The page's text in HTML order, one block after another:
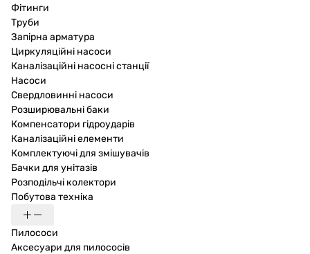
Фітинги
Труби
Запірна арматура
Циркуляційні насоси
Каналізаційні насосні станції
Насоси
Свердловинні насоси
Розширювальні баки
Компенсатори гідроударів
Каналізаційні елементи
Комплектуючі для змішувачів
Бачки для унітазів
Розподільчі колектори
Побутова техніка
Пилососи
Аксесуари для пилососів